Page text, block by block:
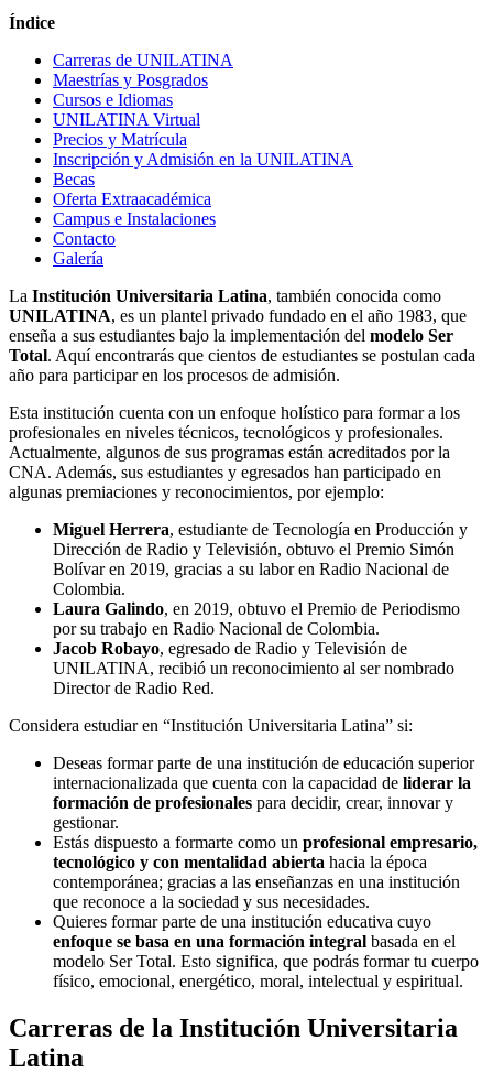
Índice
Carreras de UNILATINA
Maestrías y Posgrados
Cursos e Idiomas
UNILATINA Virtual
Precios y Matrícula
Inscripción y Admisión en la UNILATINA
Becas
Oferta Extraacadémica
Campus e Instalaciones
Contacto
Galería
La Institución Universitaria Latina, también conocida como
UNILATINA, es un plantel privado fundado en el año 1983, que
enseña a sus estudiantes bajo la implementación del modelo Ser
Total. Aquí encontrarás que cientos de estudiantes se postulan cada
año para participar en los procesos de admisión.
Esta institución cuenta con un enfoque holístico para formar a los
profesionales en niveles técnicos, tecnológicos y profesionales.
Actualmente, algunos de sus programas están acreditados por la
CNA. Además, sus estudiantes y egresados han participado en
algunas premiaciones y reconocimientos, por ejemplo:
Miguel Herrera, estudiante de Tecnología en Producción y
Dirección de Radio y Televisión, obtuvo el Premio Simón
Bolívar en 2019, gracias a su labor en Radio Nacional de
Colombia.
Laura Galindo, en 2019, obtuvo el Premio de Periodismo
por su trabajo en Radio Nacional de Colombia.
Jacob Robayo, egresado de Radio y Televisión de
UNILATINA, recibió un reconocimiento al ser nombrado
Director de Radio Red.
Considera estudiar en “Institución Universitaria Latina” si:
Deseas formar parte de una institución de educación superior
internacionalizada que cuenta con la capacidad de liderar la
formación de profesionales para decidir, crear, innovar y
gestionar.
Estás dispuesto a formarte como un profesional empresario,
tecnológico y con mentalidad abierta hacia la época
contemporánea; gracias a las enseñanzas en una institución
que reconoce a la sociedad y sus necesidades.
Quieres formar parte de una institución educativa cuyo
enfoque se basa en una formación integral basada en el
modelo Ser Total. Esto significa, que podrás formar tu cuerpo
físico, emocional, energético, moral, intelectual y espiritual.
Carreras de la Institución Universitaria
Latina